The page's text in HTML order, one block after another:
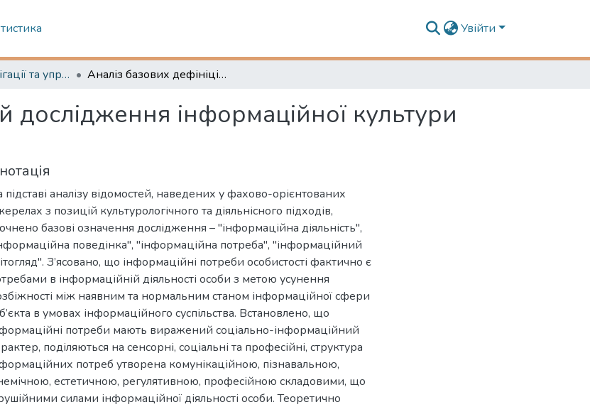
Увійти
Кафедра навігації та управління судном Аналіз базових дефініцій дослідження інформаційної культури майбутніх судноводіїв.
дослідження інформаційної культури
підставі аналізу відомостей, наведених у фахово-орієнтованих
з позицій культурологічного та діяльнісного підходів,
базові означення дослідження – "інформаційна діяльність",
поведінка", "інформаційна потреба", "інформаційний
З’ясовано, що інформаційні потреби особистості фактично є
в інформаційній діяльності особи з метою усунення
між наявним та нормальним станом інформаційної сфери
в умовах інформаційного суспільства. Встановлено, що
потреби мають виражений соціально-інформаційний
поділяються на сенсорні, соціальні та професійні, структура
потреб утворена комунікаційною, пізнавальною,
естетичною, регулятивною, професійною складовими, що
силами інформаційної діяльності особи. Теоретично